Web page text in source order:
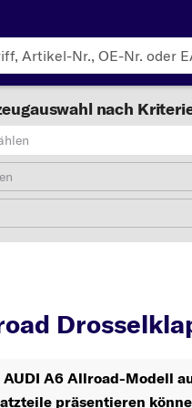
nach
A6 Allroad-Modell
präsentieren